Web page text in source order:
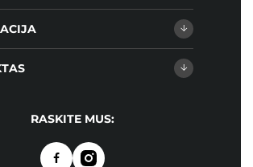
RASKITE MUS: